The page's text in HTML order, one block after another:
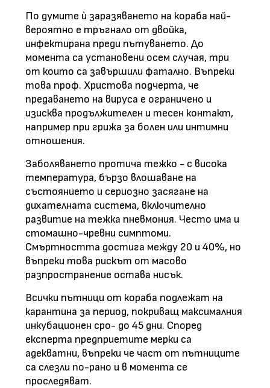
По думите ѝ заразяването на кораба най-
вероятно е тръгнало от двойка,
инфектирана преди пътуването. До
момента са установени осем случая, три
от които са завършили фатално. Въпреки
това проф. Христова подчерта, че
предаването на вируса е ограничено и
изисква продължителен и тесен контакт,
например при грижа за болен или интимни
отношения.
Заболяването протича тежко - с висока
температура, бързо влошаване на
състоянието и сериозно засягане на
дихателната система, включително
развитие на тежка пневмония. Често има и
стомашно-чревни симптоми.
Смъртността достига между 20 и 40%, но
въпреки това рискът от масово
разпространение остава нисък.
Всички пътници от кораба подлежат на
карантина за период, покриващ максималния
инкубационен сро- до 45 дни. Според
експерта предприетите мерки са
адекватни, въпреки че част от пътниците
са слезли по-рано и в момента се
проследяват.